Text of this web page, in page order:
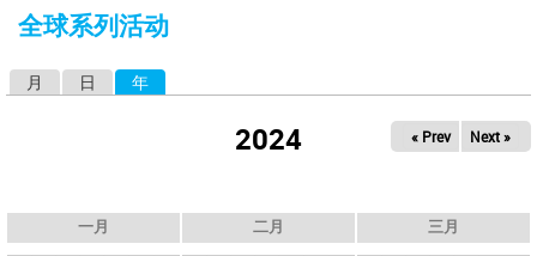
这
全球系列活动
月 日 年
2024 « Prev Next »
一月 二月 三月